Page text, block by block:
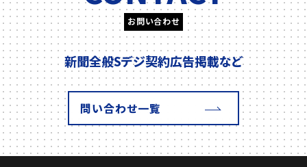
お問い合わせ
新聞全般Sデジ契約広告掲載など
問い合わせ一覧